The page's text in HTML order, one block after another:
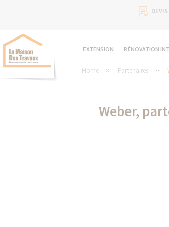
EXTENSION RÉNOVATION
Home Partenaires
Weber,